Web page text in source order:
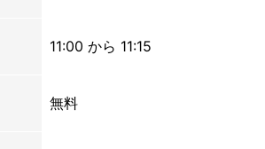
11:00 から 11:15
無料